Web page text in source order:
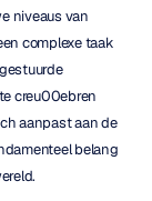
niveaus van
complexe taak
creu00ebren
aanpast aan de
belang